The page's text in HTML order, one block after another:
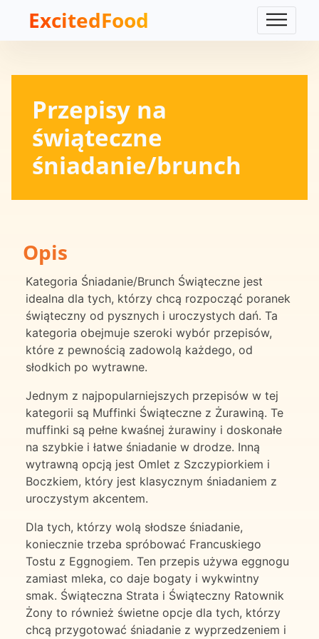
ExcitedFood
Przepisy na
świąteczne
śniadanie/brunch
Opis
Kategoria Śniadanie/Brunch Świąteczne jest
idealna dla tych, którzy chcą rozpocząć poranek
świąteczny od pysznych i uroczystych dań. Ta
kategoria obejmuje szeroki wybór przepisów,
które z pewnością zadowolą każdego, od
słodkich po wytrawne.
Jednym z najpopularniejszych przepisów w tej
kategorii są Muffinki Świąteczne z Żurawiną. Te
muffinki są pełne kwaśnej żurawiny i doskonałe
na szybkie i łatwe śniadanie w drodze. Inną
wytrawną opcją jest Omlet z Szczypiorkiem i
Boczkiem, który jest klasycznym śniadaniem z
uroczystym akcentem.
Dla tych, którzy wolą słodsze śniadanie,
koniecznie trzeba spróbować Francuskiego
Tostu z Eggnogiem. Ten przepis używa eggnogu
zamiast mleka, co daje bogaty i wykwintny
smak. Świąteczna Strata i Świąteczny Ratownik
Żony to również świetne opcje dla tych, którzy
chcą przygotować śniadanie z wyprzedzeniem i